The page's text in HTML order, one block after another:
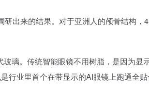
出来的结果。对于亚洲人的颅骨结构，
璃。传统智能眼镜不用树脂，是因为显
行业里首个在带显示的AI眼镜上跑通全